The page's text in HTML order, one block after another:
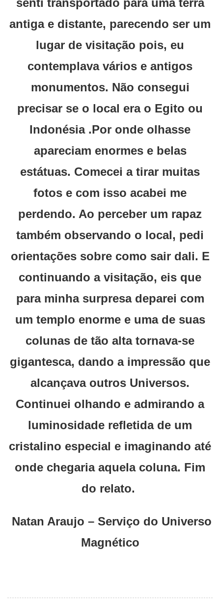
senti transportado para uma terra
antiga e distante, parecendo ser um
lugar de visitação pois, eu
contemplava vários e antigos
monumentos. Não consegui
precisar se o local era o Egito ou
Indonésia .Por onde olhasse
apareciam enormes e belas
estátuas. Comecei a tirar muitas
fotos e com isso acabei me
perdendo. Ao perceber um rapaz
também observando o local, pedi
orientações sobre como sair dali. E
continuando a visitação, eis que
para minha surpresa deparei com
um templo enorme e uma de suas
colunas de tão alta tornava-se
gigantesca, dando a impressão que
alcançava outros Universos.
Continuei olhando e admirando a
luminosidade refletida de um
cristalino especial e imaginando até
onde chegaria aquela coluna. Fim
do relato.
Natan Araujo – Serviço do Universo
Magnético